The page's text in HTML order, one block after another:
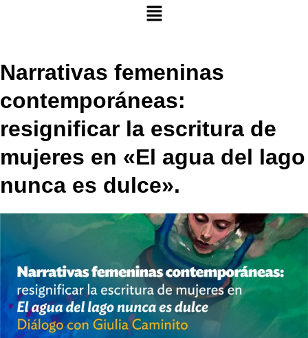
Narrativas femeninas
contemporáneas:
resignificar la escritura de
mujeres en «El agua del lago
nunca es dulce».